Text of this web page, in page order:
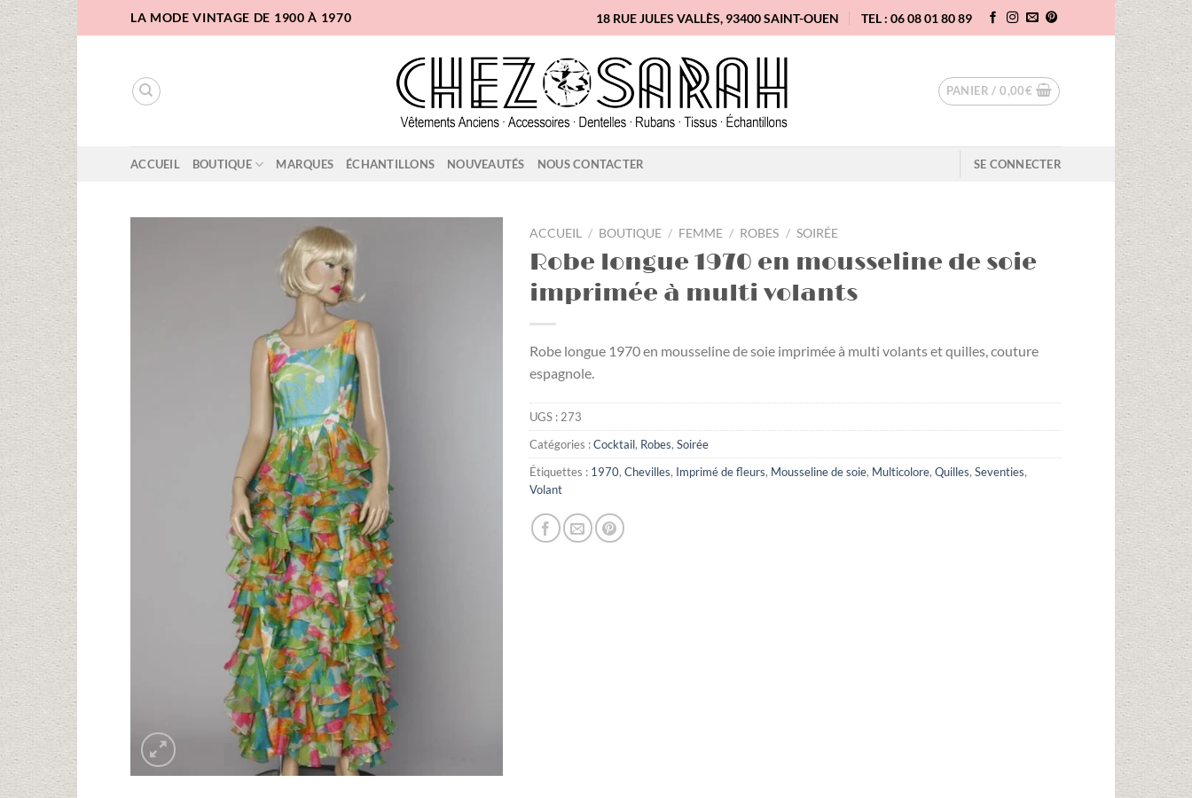
au
LA MODE VINTAGE DE 1900 À 1970 18 RUE JULES VALLÈS, 93400 SAINT-OUEN TEL : 06 08 01 80 89
PANIER /0,00€
ACCUEIL BOUTIQUE MARQUES ÉCHANTILLONS NOUVEAUTÉS NOUS CONTACTER SE CONNECTER
ACCUEIL / BOUTIQUE / FEMME / ROBES / SOIRÉE
Robe longue 1970 en mousseline de soie
imprimée à multi volants
Robe longue 1970 en mousseline de soie imprimée à multi volants et quilles, couture
espagnole.
UGS : 273
Catégories :Cocktail, Robes, Soirée
Étiquettes : 1970, Chevilles, Imprimé de fleurs, Mousseline de soie, Multicolore, Quilles, Seventies,
Volant